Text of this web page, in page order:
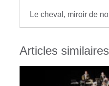
Articles similaires